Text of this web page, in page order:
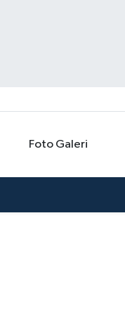
Foto Galeri